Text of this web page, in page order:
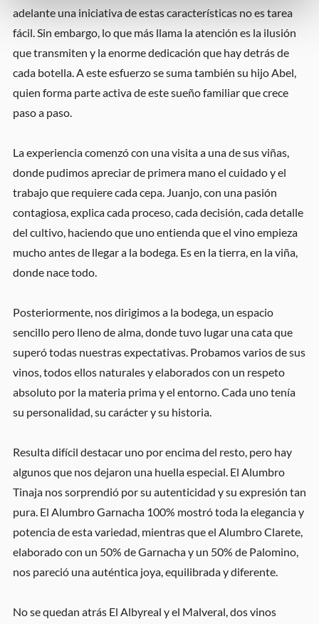
adelante una iniciativa de estas características no es tarea
fácil. Sin embargo, lo que más llama la atención es la ilusión
que transmiten y la enorme dedicación que hay detrás de
cada botella. A este esfuerzo se suma también su hijo Abel,
quien forma parte activa de este sueño familiar que crece
paso a paso.
La experiencia comenzó con una visita a una de sus viñas,
donde pudimos apreciar de primera mano el cuidado y el
trabajo que requiere cada cepa. Juanjo, con una pasión
contagiosa, explica cada proceso, cada decisión, cada detalle
del cultivo, haciendo que uno entienda que el vino empieza
mucho antes de llegar a la bodega. Es en la tierra, en la viña,
donde nace todo.
Posteriormente, nos dirigimos a la bodega, un espacio
sencillo pero lleno de alma, donde tuvo lugar una cata que
superó todas nuestras expectativas. Probamos varios de sus
vinos, todos ellos naturales y elaborados con un respeto
absoluto por la materia prima y el entorno. Cada uno tenía
su personalidad, su carácter y su historia.
Resulta difícil destacar uno por encima del resto, pero hay
algunos que nos dejaron una huella especial. El Alumbro
Tinaja nos sorprendió por su autenticidad y su expresión tan
pura. El Alumbro Garnacha 100% mostró toda la elegancia y
potencia de esta variedad, mientras que el Alumbro Clarete,
elaborado con un 50% de Garnacha y un 50% de Palomino,
nos pareció una auténtica joya, equilibrada y diferente.
No se quedan atrás El Albyreal y el Malveral, dos vinos